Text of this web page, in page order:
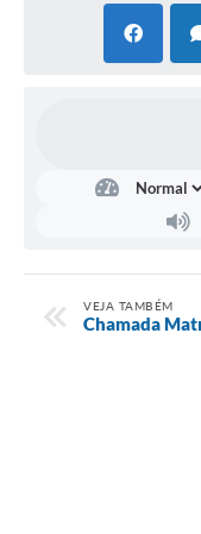
VEJA TAMBÉM
Chamada